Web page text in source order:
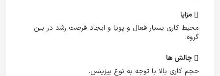
مزایا
محیط کاری بسیار فعال و پویا و ایجاد فرصت رشد در بین
گروه.
چالش‌ ها
حجم کاری بالا با توجه به نوع بیزینس.